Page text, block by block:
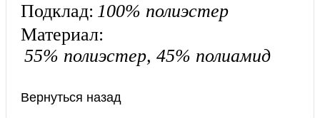
Подклад: 100% полиэстер
Материал:
55% полиэстер, 45% полиамид